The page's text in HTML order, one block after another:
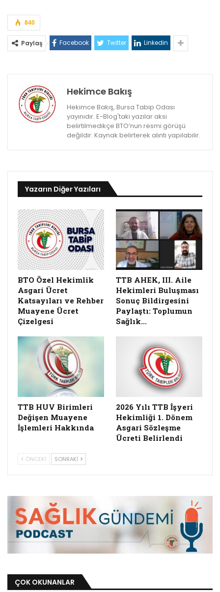
840
Paylaş Facebook Twitter Linkedin
Hekimce Bakış
Hekimce Bakış, Bursa Tabip Odası
yayınıdır. E-Blog'taki yazılar aksi
belirtilmedikçe BTO’nun resmi görüşü
değildir. Kaynak belirterek alıntı yapılabilir.
Yazarın Diğer Yazıları
BTO Özel Hekimlik
Asgari Ücret
Katsayıları ve Rehber
Muayene Ücret
Çizelgesi
TTB AHEK, III. Aile
Hekimleri Buluşması
Sonuç Bildirgesini
Paylaştı: Toplumun
Sağlık…
TTB HUV Birimleri
Değişen Muayene
İşlemleri Hakkında
2026 Yılı TTB İşyeri
Hekimliği 1. Dönem
Asgari Sözleşme
Ücreti Belirlendi
ÖNCEKI SONRAKI
ÇOK OKUNANLAR